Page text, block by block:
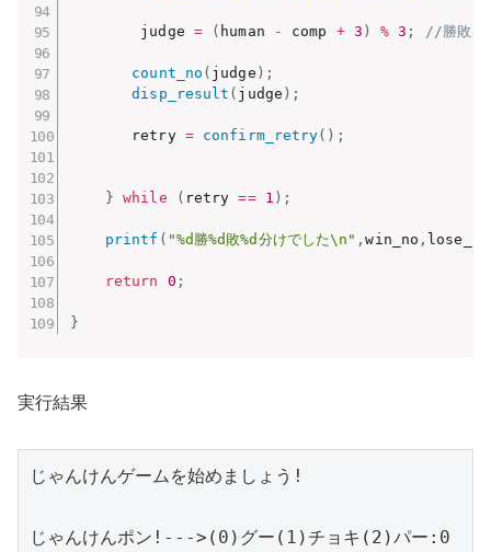
        judge
= ( human - comp + 3 ) % 3 ; //勝敗を
count_no ( judge ) ;
disp_result ( judge ) ;
       retry
= confirm_retry( ) ;
} while ( retry == 1 ) ;
printf ( "%d勝%d敗%d分けでした\n" ,win_no , lose_no
return 0 ;
}
実行結果
じゃんけんゲームを始めましょう!
じゃんけんポン!--->(0)グー(1)チョキ(2)パー:0